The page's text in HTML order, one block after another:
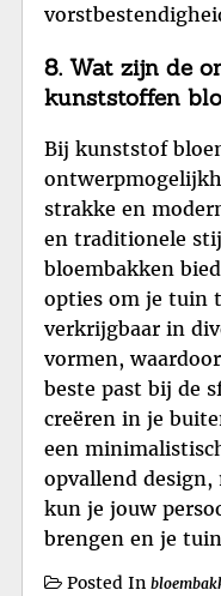
8. Wat zijn de
kunststoffen
Bij kunststof
strakke en
en traditionele
bloembakken
opties om je tuin
verkrijgbaar in
vormen,
beste past bij de
creëren in je
een
opvallend
kun je jouw
brengen en je
Posted In